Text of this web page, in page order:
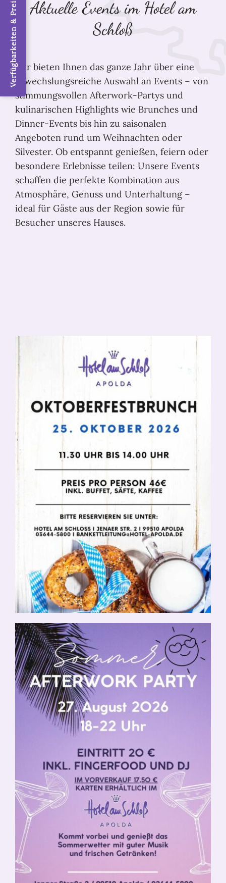
Aktuelle Events im Hotel am
Schloß
Wir bieten Ihnen das ganze Jahr über eine
abwechslungsreiche Auswahl an Events – von
stimmungsvollen Afterwork-Partys und
kulinarischen Highlights wie Brunches und
Dinner-Events bis hin zu saisonalen
Angeboten rund um Weihnachten oder
Silvester. Ob entspannt genießen, feiern oder
besondere Erlebnisse teilen: Unsere Events
schaffen die perfekte Kombination aus
Atmosphäre, Genuss und Unterhaltung –
ideal für Gäste aus der Region sowie für
Besucher unseres Hauses.